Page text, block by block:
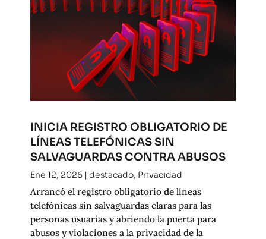
INICIA REGISTRO OBLIGATORIO DE
LÍNEAS TELEFÓNICAS SIN
SALVAGUARDAS CONTRA ABUSOS
Ene 12, 2026| destacado, Privacidad
Arrancó el registro obligatorio de líneas
telefónicas sin salvaguardas claras para las
personas usuarias y abriendo la puerta para
abusos y violaciones a la privacidad de la